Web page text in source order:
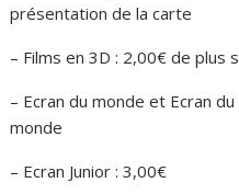
présentation de la carte
– Films en 3D : 2,00€ de plus
– Ecran du monde et Ecran
monde
– Ecran Junior : 3,00€